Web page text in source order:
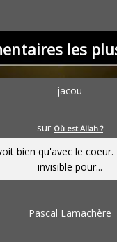
les
jacou
sur Où est Allah ?
bien qu'avec le
invisible pour...
Pascal Lamachère